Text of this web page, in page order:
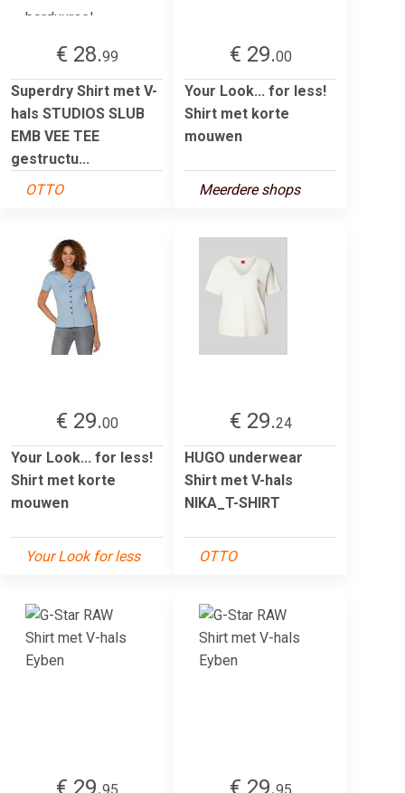
€ 28.99
Superdry Shirt met V-
hals STUDIOS SLUB
EMB VEE TEE
gestructu...
OTTO
€ 29.00
Your Look... for less!
Shirt met korte
mouwen
Meerdere shops
€ 29.00
Your Look... for less!
Shirt met korte
mouwen
Your Look for less
€ 29.24
HUGO underwear
Shirt met V-hals
NIKA_T-SHIRT
OTTO
€ 29. € 29.